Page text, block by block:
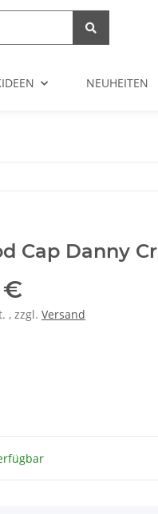
NEUHEITEN
Cap Danny
€
, zzgl. Versand